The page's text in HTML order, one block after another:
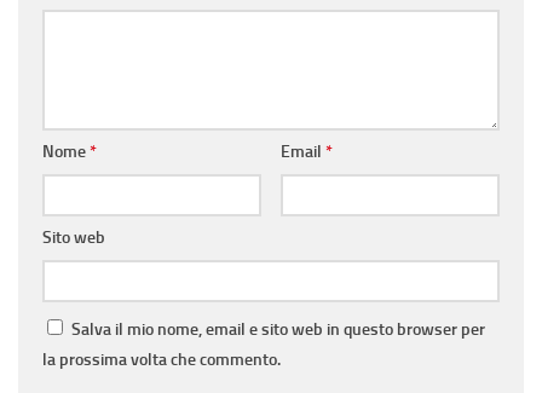
Nome* Email *
Sito web
Salva il mio nome, email e sito web in questo browser per
la prossima volta che commento.